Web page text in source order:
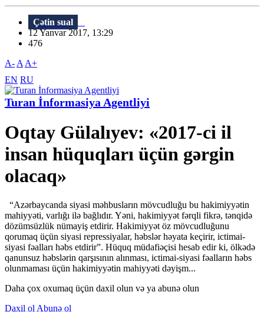
Çətin sual
12 Yanvar 2017, 13:29
476
A- A A+
EN RU
Turan İnformasiya Agentliyi
Oqtay Gülalıyev: «2017-ci il
insan hüquqları üçün gərgin
olacaq»
“Azərbaycanda siyasi məhbusların mövcudluğu bu hakimiyyətin
mahiyyəti, varlığı ilə bağlıdır. Yəni, hakimiyyət fərqli fikrə, tənqidə
dözümsüzlük nümayiş etdirir. Hakimiyyət öz mövcudluğunu
qorumaq üçün siyasi repressiyalar, həbslər həyata keçirir, ictimai-
siyasi fəalları həbs etdirir”. Hüquq müdafiəçisi hesab edir ki, ölkədə
qanunsuz həbslərin qarşısının alınması, ictimai-siyasi fəalların həbs
olunmaması üçün hakimiyyətin mahiyyəti dəyişm...
Daha çox oxumaq üçün daxil olun və ya abunə olun
Daxil ol Abunə ol